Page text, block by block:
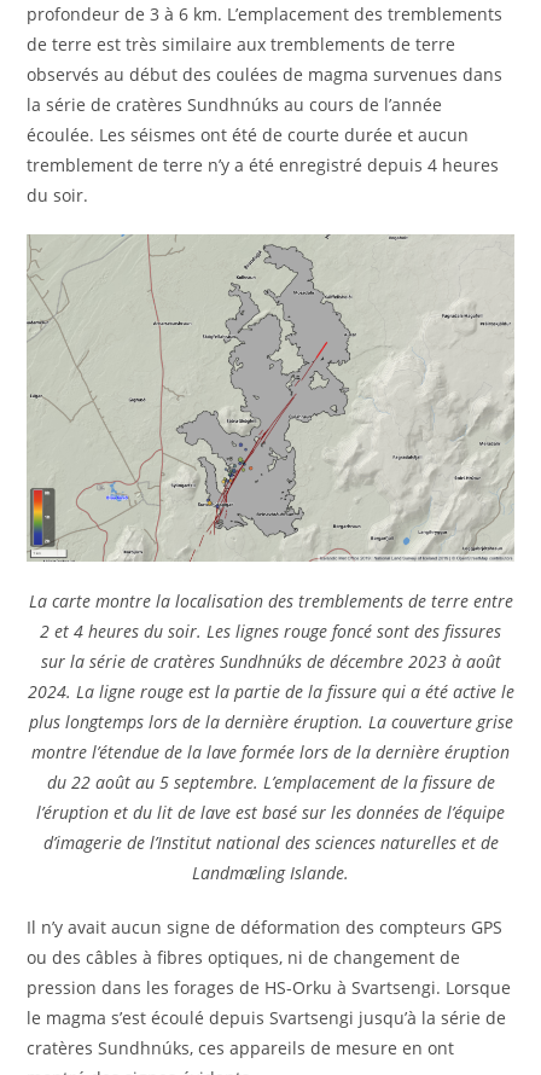
profondeur de 3 à 6 km. L’emplacement des tremblements
de terre est très similaire aux tremblements de terre
observés au début des coulées de magma survenues dans
la série de cratères Sundhnúks au cours de l’année
écoulée. Les séismes ont été de courte durée et aucun
tremblement de terre n’y a été enregistré depuis 4 heures
du soir.
La carte montre la localisation des tremblements de terre entre
2 et 4 heures du soir. Les lignes rouge foncé sont des fissures
sur la série de cratères Sundhnúks de décembre 2023 à août
2024. La ligne rouge est la partie de la fissure qui a été active le
plus longtemps lors de la dernière éruption. La couverture grise
montre l’étendue de la lave formée lors de la dernière éruption
du 22 août au 5 septembre. L’emplacement de la fissure de
l’éruption et du lit de lave est basé sur les données de l’équipe
d’imagerie de l’Institut national des sciences naturelles et de
Landmæling Islande.
Il n’y avait aucun signe de déformation des compteurs GPS
ou des câbles à fibres optiques, ni de changement de
pression dans les forages de HS-Orku à Svartsengi. Lorsque
le magma s’est écoulé depuis Svartsengi jusqu’à la série de
cratères Sundhnúks, ces appareils de mesure en ont